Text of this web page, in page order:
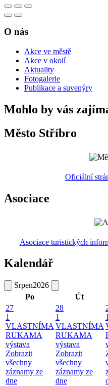
O nás
Akce ve městě
Akce v okolí
Aktuality
Fotogalerie
Publikace a suvenýry
Mohlo by vás
Město Stříbro
Oficiální
Asociace
Asociace turistických
Kalendář
Srpen2026
Po
Út
27
1
VLASTNÍMA
RUKAMA
výstava
Zobrazit
všechny
záznamy ze
dne
28
1
VLASTNÍMA
RUKAMA
výstava
Zobrazit
všechny
záznamy ze
dne
1